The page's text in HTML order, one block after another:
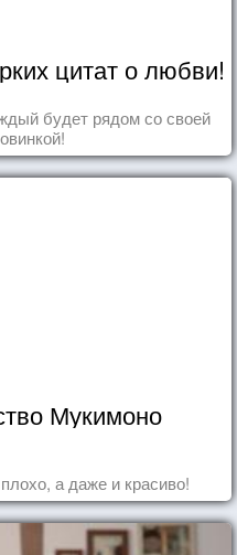
цитат о любви!
будет рядом со своей
Мукимоно
а даже и красиво!